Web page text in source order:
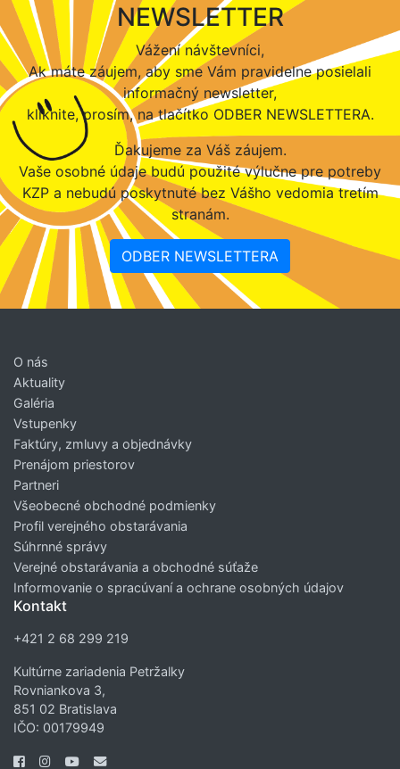
NEWSLETTER
Vážení návštevníci,
Ak máte záujem, aby sme Vám pravidelne posielali
informačný newsletter,
kliknite, prosím, na tlačítko ODBER NEWSLETTERA.
Ďakujeme za Váš záujem.
Vaše osobné údaje budú použité výlučne pre potreby
KZP a nebudú poskytnuté bez Vášho vedomia tretím
stranám.
ODBER NEWSLETTERA
O nás
Aktuality
Galéria
Vstupenky
Faktúry, zmluvy a objednávky
Prenájom priestorov
Partneri
Všeobecné obchodné podmienky
Profil verejného obstarávania
Súhrnné správy
Verejné obstarávania a obchodné súťaže
Informovanie o spracúvaní a ochrane osobných údajov
Kontakt
+421 2 68 299 219
Kultúrne zariadenia Petržalky
Rovniankova 3,
851 02 Bratislava
IČO: 00179949